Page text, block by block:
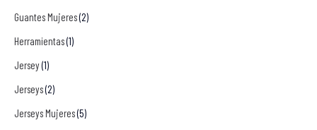
Guantes Mujeres(2)
Herramientas(1)
Jersey(1)
Jerseys(2)
Jerseys Mujeres(5)